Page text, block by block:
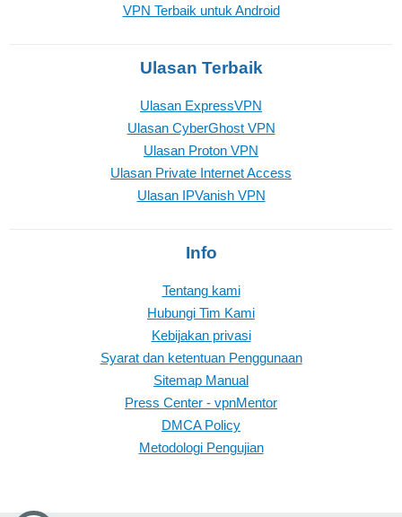
VPN Terbaik untuk Android
Ulasan Terbaik
Ulasan ExpressVPN
Ulasan CyberGhost VPN
Ulasan Proton VPN
Ulasan Private Internet Access
Ulasan IPVanish VPN
Info
Tentang kami
Hubungi Tim Kami
Kebijakan privasi
Syarat dan ketentuan Penggunaan
Sitemap Manual
Press Center - vpnMentor
DMCA Policy
Metodologi Pengujian